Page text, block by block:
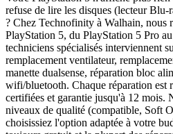
refuse de lire les disques (lecteur
? Chez Technofinity à Walhain, nous
PlayStation 5, du PlayStation 5 Pro
techniciens spécialisés interviennent
remplacement ventilateur,
manette dualsense, réparation bloc
wifi/bluetooth. Chaque réparation est
certifiées et garantie jusqu'à 12 mois.
niveaux de qualité (compatible, Soft
choisissiez l'option adaptée à votre